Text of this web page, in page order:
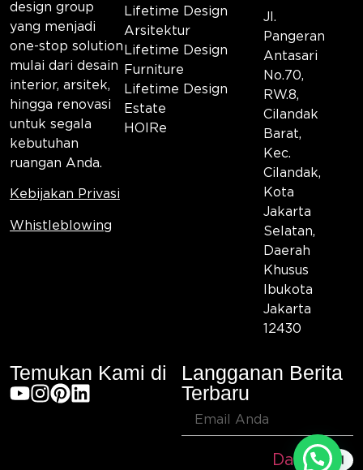
design group
yang menjadi
one-stop solution
mulai dari desain
interior, arsitek,
hingga renovasi
untuk segala
kebutuhan
ruangan Anda.
Kebijakan Privasi
Whistleblowing
Lifetime Design
Arsitektur
Lifetime Design
Furniture
Lifetime Design
Estate
HOIRe
Jl.
Pangeran
Antasari
No.70,
RW.8,
Cilandak
Barat,
Kec.
Cilandak,
Kota
Jakarta
Selatan,
Daerah
Khusus
Ibukota
Jakarta
12430
Temukan Kami di
Langganan Berita
Terbaru
Daftar